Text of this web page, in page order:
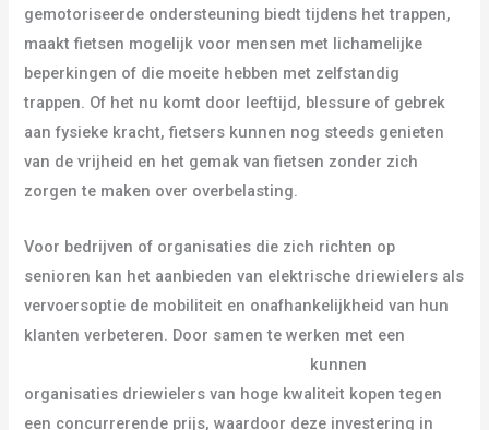
gemotoriseerde ondersteuning biedt tijdens het trappen,
maakt fietsen mogelijk voor mensen met lichamelijke
beperkingen of die moeite hebben met zelfstandig
trappen. Of het nu komt door leeftijd, blessure of gebrek
aan fysieke kracht, fietsers kunnen nog steeds genieten
van de vrijheid en het gemak van fietsen zonder zich
zorgen te maken over overbelasting.
Voor bedrijven of organisaties die zich richten op
senioren kan het aanbieden van elektrische driewielers als
vervoersoptie de mobiliteit en onafhankelijkheid van hun
klanten verbeteren. Door samen te werken met een
kunnen
organisaties driewielers van hoge kwaliteit kopen tegen
een concurrerende prijs, waardoor deze investering in